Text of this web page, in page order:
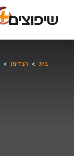
בית > הנדימן >